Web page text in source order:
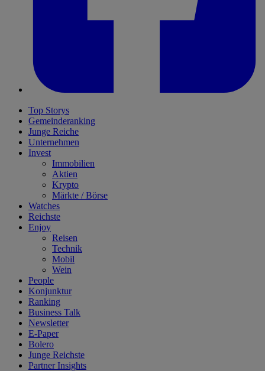
Top Storys
Gemeinderanking
Junge Reiche
Unternehmen
Invest
Immobilien
Aktien
Krypto
Märkte / Börse
Watches
Reichste
Enjoy
Reisen
Technik
Mobil
Wein
People
Konjunktur
Ranking
Business Talk
Newsletter
E-Paper
Bolero
Junge Reichste
Partner Insights